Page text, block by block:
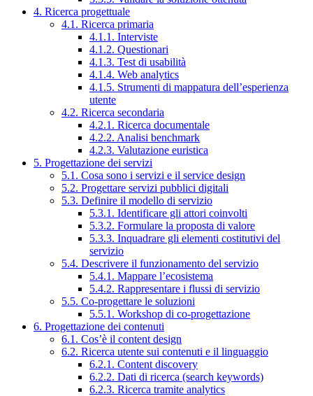
4. Ricerca progettuale
4.1. Ricerca primaria
4.1.1. Interviste
4.1.2. Questionari
4.1.3. Test di usabilità
4.1.4. Web analytics
4.1.5. Strumenti di mappatura dell’esperienza
utente
4.2. Ricerca secondaria
4.2.1. Ricerca documentale
4.2.2. Analisi benchmark
4.2.3. Valutazione euristica
5. Progettazione dei servizi
5.1. Cosa sono i servizi e il service design
5.2. Progettare servizi pubblici digitali
5.3. Definire il modello di servizio
5.3.1. Identificare gli attori coinvolti
5.3.2. Formulare la proposta di valore
5.3.3. Inquadrare gli elementi costitutivi del
servizio
5.4. Descrivere il funzionamento del servizio
5.4.1. Mappare l’ecosistema
5.4.2. Rappresentare i flussi di servizio
5.5. Co-progettare le soluzioni
5.5.1. Workshop di co-progettazione
6. Progettazione dei contenuti
6.1. Cos’è il content design
6.2. Ricerca utente sui contenuti e il linguaggio
6.2.1. Content discovery
6.2.2. Dati di ricerca (search keywords)
6.2.3. Ricerca tramite analytics